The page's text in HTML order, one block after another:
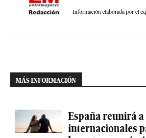
Información elaborada por el
MÁS INFORMACIÓN
España reunirá
internacionales